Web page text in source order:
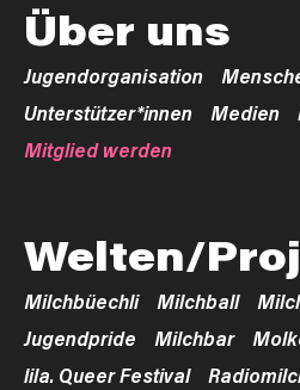
Über uns
Jugendorganisation
Unterstützer*innen
Medien
Mitglied werden
Welten/
Milchbüechli Milchball
Jugendpride
Milchbar
lila. Queer Festival